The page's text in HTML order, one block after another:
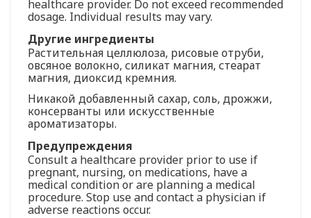
healthcare provider. Do not exceed recommended
dosage. Individual results may vary.
Другие ингредиенты
Растительная целлюлоза, рисовые отруби,
овсяное волокно, силикат магния, стеарат
магния, диоксид кремния.
Никакой добавленный сахар, соль, дрожжи,
консерванты или искусственные
ароматизаторы.
Предупреждения
Consult a healthcare provider prior to use if
pregnant, nursing, on medications, have a
medical condition or are planning a medical
procedure. Stop use and contact a physician if
adverse reactions occur.